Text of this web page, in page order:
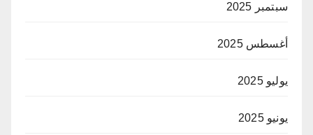
سبتمبر 2025
أغسطس 2025
يوليو 2025
يونيو 2025